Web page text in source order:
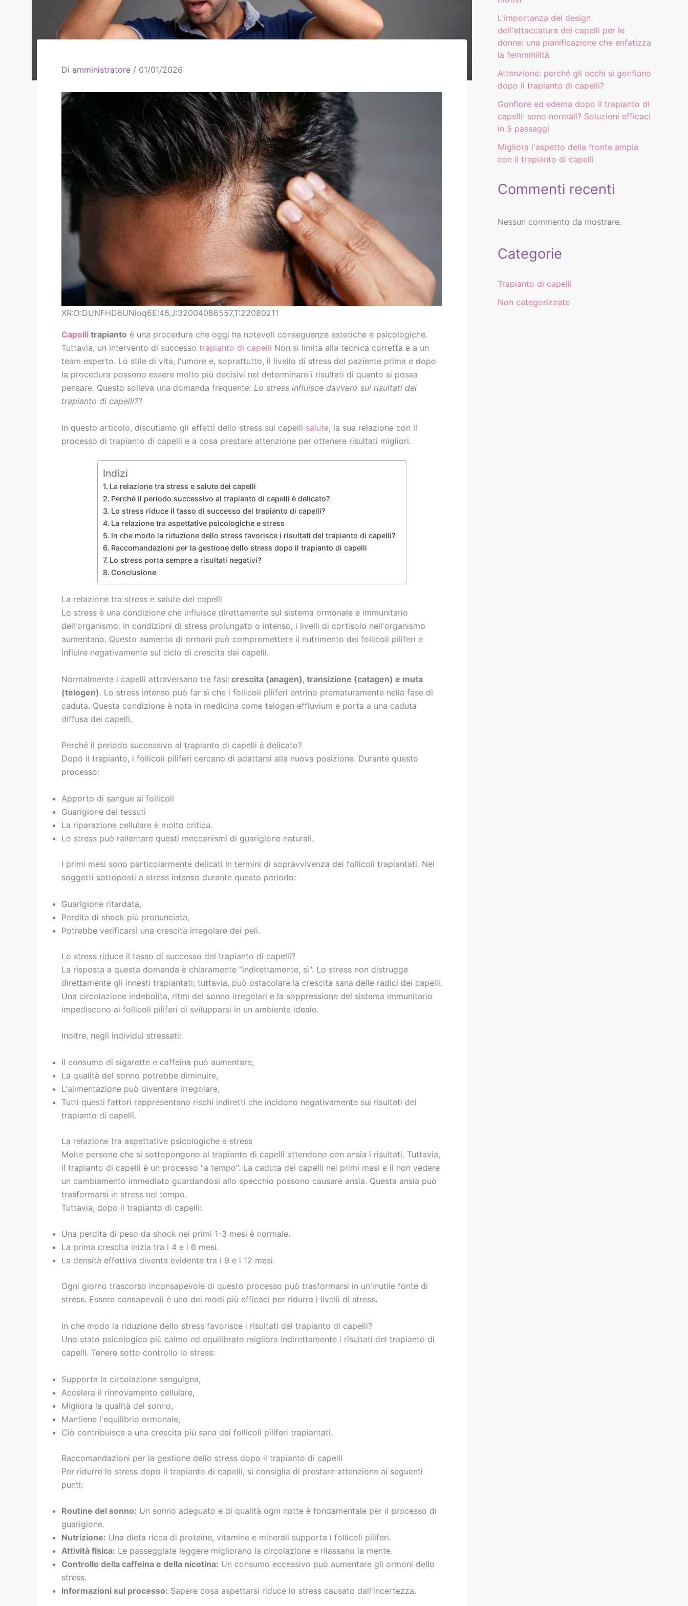
Di amministratore / 01/01/2026
XR:D:DUNFHD6UNioq6E:46,J:32004086557,T:22080211
Capelli trapianto è una procedura che oggi ha notevoli conseguenze estetiche e psicologiche.
Tuttavia, un intervento di successo trapianto di capelli Non si limita alla tecnica corretta e a un
team esperto. Lo stile di vita, l'umore e, soprattutto, il livello di stress del paziente prima e dopo
la procedura possono essere molto più decisivi nel determinare i risultati di quanto si possa
pensare. Questo solleva una domanda frequente: Lo stress influisce davvero sui risultati del
trapianto di capelli??
In questo articolo, discutiamo gli effetti dello stress sui capelli salute, la sua relazione con il
processo di trapianto di capelli e a cosa prestare attenzione per ottenere risultati migliori.
Indizi
La relazione tra stress e salute dei capelli
Perché il periodo successivo al trapianto di capelli è delicato?
Lo stress riduce il tasso di successo del trapianto di capelli?
La relazione tra aspettative psicologiche e stress
In che modo la riduzione dello stress favorisce i risultati del trapianto di capelli?
Raccomandazioni per la gestione dello stress dopo il trapianto di capelli
Lo stress porta sempre a risultati negativi?
Conclusione
La relazione tra stress e salute dei capelli
Lo stress è una condizione che influisce direttamente sul sistema ormonale e immunitario
dell'organismo. In condizioni di stress prolungato o intenso, i livelli di cortisolo nell'organismo
aumentano. Questo aumento di ormoni può compromettere il nutrimento dei follicoli piliferi e
influire negativamente sul ciclo di crescita dei capelli.
Normalmente i capelli attraversano tre fasi: crescita (anagen), transizione (catagen) e muta
(telogen). Lo stress intenso può far sì che i follicoli piliferi entrino prematuramente nella fase di
caduta. Questa condizione è nota in medicina come telogen effluvium e porta a una caduta
diffusa dei capelli.
Perché il periodo successivo al trapianto di capelli è delicato?
Dopo il trapianto, i follicoli piliferi cercano di adattarsi alla nuova posizione. Durante questo
processo:
Apporto di sangue ai follicoli
Guarigione dei tessuti
La riparazione cellulare è molto critica.
Lo stress può rallentare questi meccanismi di guarigione naturali.
I primi mesi sono particolarmente delicati in termini di sopravvivenza dei follicoli trapiantati. Nei
soggetti sottoposti a stress intenso durante questo periodo:
Guarigione ritardata,
Perdita di shock più pronunciata,
Potrebbe verificarsi una crescita irregolare dei peli.
Lo stress riduce il tasso di successo del trapianto di capelli?
La risposta a questa domanda è chiaramente "indirettamente, sì". Lo stress non distrugge
direttamente gli innesti trapiantati; tuttavia, può ostacolare la crescita sana delle radici dei capelli.
Una circolazione indebolita, ritmi del sonno irregolari e la soppressione del sistema immunitario
impediscono ai follicoli piliferi di svilupparsi in un ambiente ideale.
Inoltre, negli individui stressati:
Il consumo di sigarette e caffeina può aumentare,
La qualità del sonno potrebbe diminuire,
L'alimentazione può diventare irregolare,
Tutti questi fattori rappresentano rischi indiretti che incidono negativamente sui risultati del
trapianto di capelli.
La relazione tra aspettative psicologiche e stress
Molte persone che si sottopongono al trapianto di capelli attendono con ansia i risultati. Tuttavia,
il trapianto di capelli è un processo "a tempo". La caduta dei capelli nei primi mesi e il non vedere
un cambiamento immediato guardandosi allo specchio possono causare ansia. Questa ansia può
trasformarsi in stress nel tempo.
Tuttavia, dopo il trapianto di capelli:
Una perdita di peso da shock nei primi 1-3 mesi è normale.
La prima crescita inizia tra i 4 e i 6 mesi.
La densità effettiva diventa evidente tra i 9 e i 12 mesi.
Ogni giorno trascorso inconsapevole di questo processo può trasformarsi in un'inutile fonte di
stress. Essere consapevoli è uno dei modi più efficaci per ridurre i livelli di stress.
In che modo la riduzione dello stress favorisce i risultati del trapianto di capelli?
Uno stato psicologico più calmo ed equilibrato migliora indirettamente i risultati del trapianto di
capelli. Tenere sotto controllo lo stress:
Supporta la circolazione sanguigna,
Accelera il rinnovamento cellulare,
Migliora la qualità del sonno,
Mantiene l'equilibrio ormonale,
Ciò contribuisce a una crescita più sana dei follicoli piliferi trapiantati.
Raccomandazioni per la gestione dello stress dopo il trapianto di capelli
Per ridurre lo stress dopo il trapianto di capelli, si consiglia di prestare attenzione ai seguenti
punti:
Routine del sonno: Un sonno adeguato e di qualità ogni notte è fondamentale per il processo di
guarigione.
Nutrizione: Una dieta ricca di proteine, vitamine e minerali supporta i follicoli piliferi.
Attività fisica: Le passeggiate leggere migliorano la circolazione e rilassano la mente.
Controllo della caffeina e della nicotina: Un consumo eccessivo può aumentare gli ormoni dello
stress.
Informazioni sul processo: Sapere cosa aspettarsi riduce lo stress causato dall'incertezza.
L'importanza del design
dell'attaccatura dei capelli per le
donne: una pianificazione che enfatizza
la femminilità
Attenzione: perché gli occhi si gonfiano
dopo il trapianto di capelli?
Gonfiore ed edema dopo il trapianto di
capelli: sono normali? Soluzioni efficaci
in 5 passaggi
Migliora l'aspetto della fronte ampia
con il trapianto di capelli
Commenti recenti
Nessun commento da mostrare.
Categorie
Trapianto di capelli
Non categorizzato